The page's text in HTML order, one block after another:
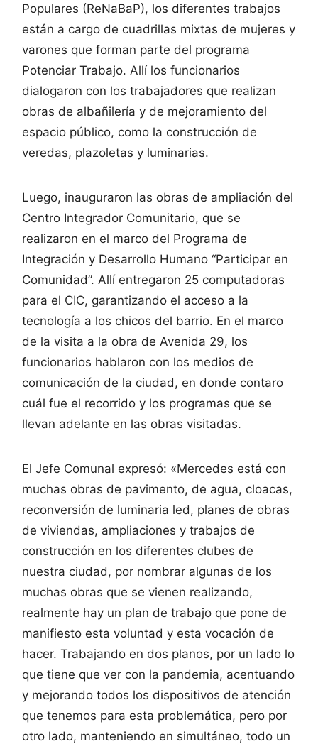
Populares (ReNaBaP), los diferentes trabajos
están a cargo de cuadrillas mixtas de mujeres y
varones que forman parte del programa
Potenciar Trabajo. Allí los funcionarios
dialogaron con los trabajadores que realizan
obras de albañilería y de mejoramiento del
espacio público, como la construcción de
veredas, plazoletas y luminarias.
Luego, inauguraron las obras de ampliación del
Centro Integrador Comunitario, que se
realizaron en el marco del Programa de
Integración y Desarrollo Humano “Participar en
Comunidad”. Allí entregaron 25 computadoras
para el CIC, garantizando el acceso a la
tecnología a los chicos del barrio. En el marco
de la visita a la obra de Avenida 29, los
funcionarios hablaron con los medios de
comunicación de la ciudad, en donde contaro
cuál fue el recorrido y los programas que se
llevan adelante en las obras visitadas.
El Jefe Comunal expresó: «Mercedes está con
muchas obras de pavimento, de agua, cloacas,
reconversión de luminaria led, planes de obras
de viviendas, ampliaciones y trabajos de
construcción en los diferentes clubes de
nuestra ciudad, por nombrar algunas de los
muchas obras que se vienen realizando,
realmente hay un plan de trabajo que pone de
manifiesto esta voluntad y esta vocación de
hacer. Trabajando en dos planos, por un lado lo
que tiene que ver con la pandemia, acentuando
y mejorando todos los dispositivos de atención
que tenemos para esta problemática, pero por
otro lado, manteniendo en simultáneo, todo un